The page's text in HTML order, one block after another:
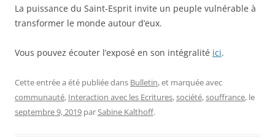
La puissance du Saint-Esprit invite un peuple vulnérable à
transformer le monde autour d’eux.
Vous pouvez écouter l’exposé en son intégralité ici.
Cette entrée a été publiée dans Bulletin, et marquée avec
communauté, Interaction avec les Ecritures,société,souffrance, le
septembre 9, 2019 parSabine Kalthoff.